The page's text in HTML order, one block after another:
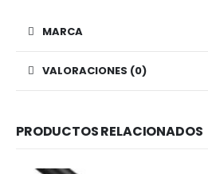
MARCA
VALORACIONES (0)
PRODUCTOS RELACIONADOS